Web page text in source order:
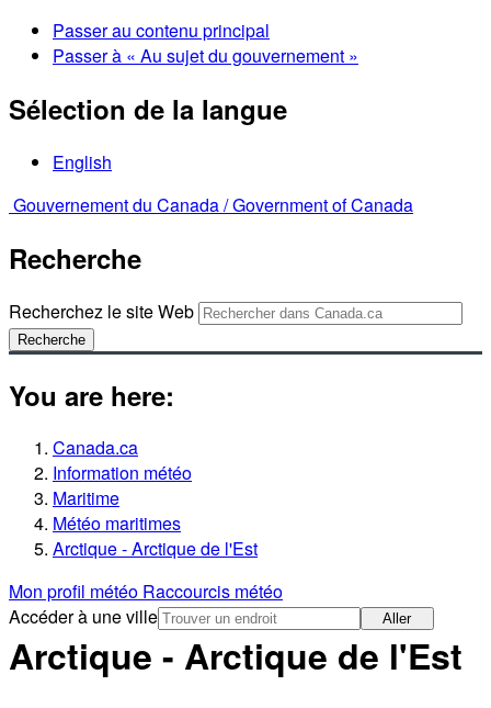
Passer au contenu principal
Passer à « Au sujet du gouvernement »
Sélection de la langue
English
Gouvernement du Canada /Government of Canada
Recherche
Recherchez le site Web
Recherche
You are here:
Canada.ca
Information météo
Maritime
Météo maritimes
Arctique - Arctique de l'Est
Mon profil météo Raccourcis météo
Accéder à une ville
Aller
Arctique - Arctique de l'Est